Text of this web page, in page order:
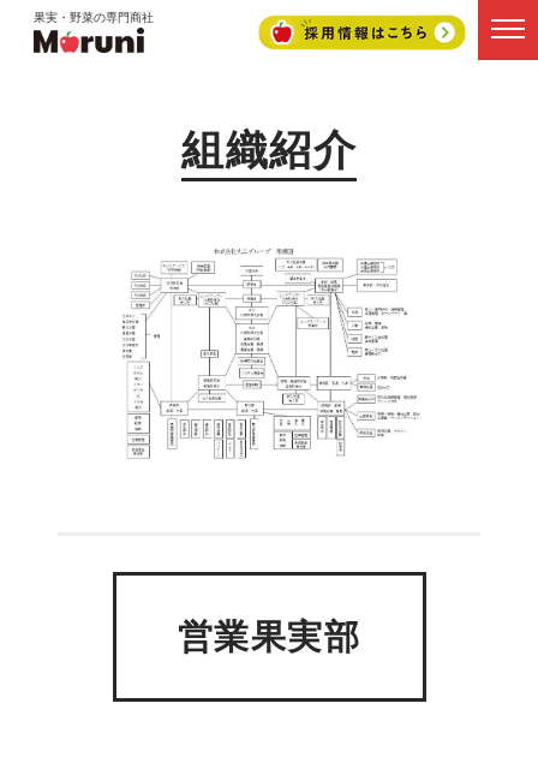
果実・野菜の専門商社
組織紹介
営業果実部